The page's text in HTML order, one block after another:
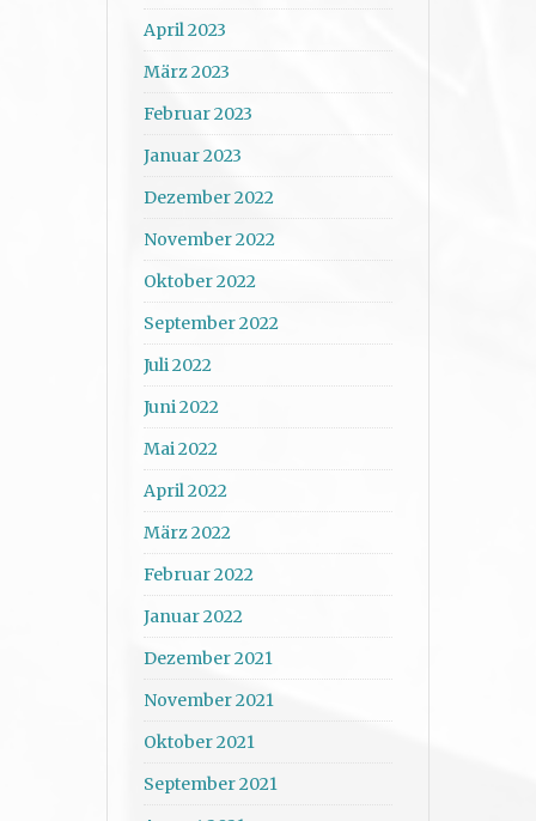
April 2023
März 2023
Februar 2023
Januar 2023
Dezember 2022
November 2022
Oktober 2022
September 2022
Juli 2022
Juni 2022
Mai 2022
April 2022
März 2022
Februar 2022
Januar 2022
Dezember 2021
November 2021
Oktober 2021
September 2021